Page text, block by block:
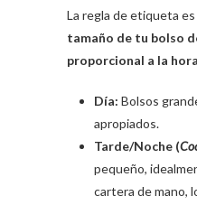
La regla de etiqueta
tamaño de tu bolso
proporcional a la
Día: Bolsos
apropiados.
Tarde/Noche (
pequeño,
cartera de mano,